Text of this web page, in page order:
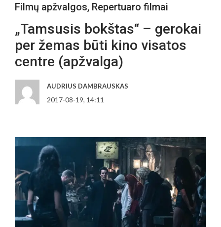
Filmų apžvalgos, Repertuaro filmai
„Tamsusis bokštas“ – gerokai
per žemas būti kino visatos
centre (apžvalga)
AUDRIUS DAMBRAUSKAS
2017-08-19, 14:11